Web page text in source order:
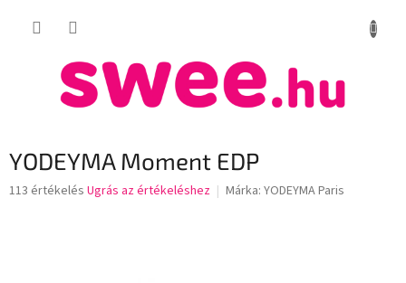
KOSÁR
YODEYMA Moment EDP
A
113 értékelés Ugrás az értékeléshez Márka: YODEYMA Paris